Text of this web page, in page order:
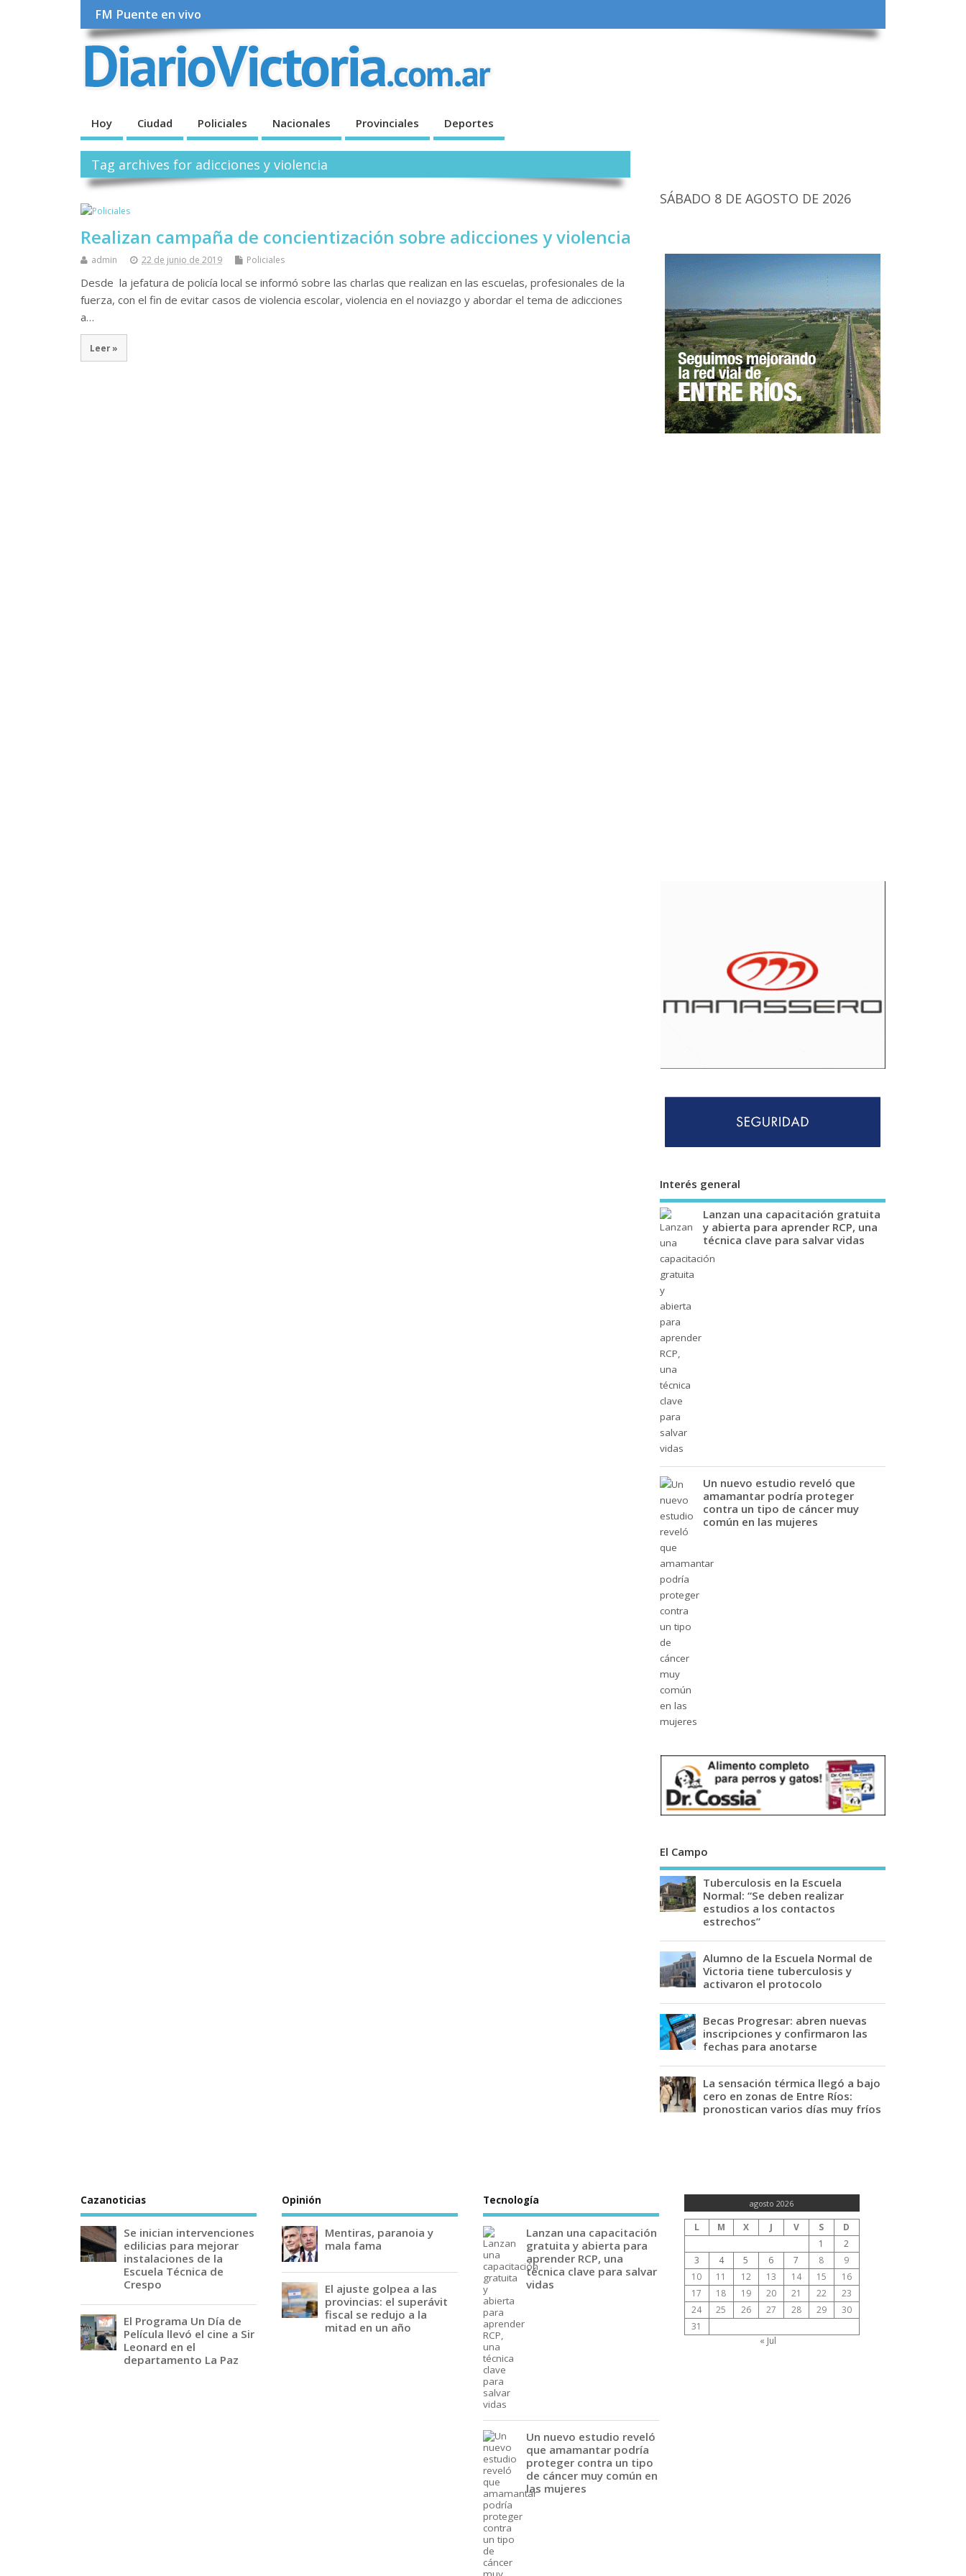
FM Puente en vivo
Hoy Ciudad Policiales Nacionales Provinciales Deportes
Tag archives for adicciones y violencia
Realizan campaña de concientización sobre adicciones y violencia
admin 22 de junio de 2019 Policiales
Desde la jefatura de policía local se informó sobre las charlas que realizan en las escuelas, profesionales de la
fuerza, con el fin de evitar casos de violencia escolar, violencia en el noviazgo y abordar el tema de adicciones
a…
Leer »
SÁBADO 8 DE AGOSTO DE 2026
Interés general
Lanzan una capacitación gratuita
y abierta para aprender RCP, una
técnica clave para salvar vidas
Un nuevo estudio reveló que
amamantar podría proteger
contra un tipo de cáncer muy
común en las mujeres
El Campo
Tuberculosis en la Escuela
Normal: “Se deben realizar
estudios a los contactos
estrechos”
Alumno de la Escuela Normal de
Victoria tiene tuberculosis y
activaron el protocolo
Becas Progresar: abren nuevas
inscripciones y confirmaron las
fechas para anotarse
La sensación térmica llegó a bajo
cero en zonas de Entre Ríos:
pronostican varios días muy fríos
Cazanoticias
Se inician intervenciones
edilicias para mejorar
instalaciones de la
Escuela Técnica de
Crespo
El Programa Un Día de
Película llevó el cine a Sir
Leonard en el
departamento La Paz
Opinión
Mentiras, paranoia y
mala fama
El ajuste golpea a las
provincias: el superávit
fiscal se redujo a la
mitad en un año
Tecnología
Lanzan una capacitación
gratuita y abierta para
aprender RCP, una
técnica clave para salvar
vidas
Un nuevo estudio reveló
que amamantar podría
proteger contra un tipo
de cáncer muy común en
las mujeres
agosto 2026
L M X J V S
D
1
2
3
4 5 6 7 8
9
10
11 12 13 14 15
16
17
18 19 20 21 22
23
24
25 26 27 28 29
30
31
« Jul